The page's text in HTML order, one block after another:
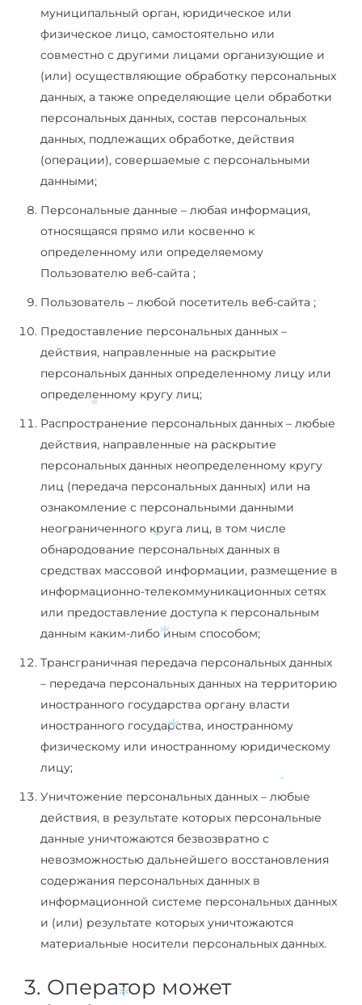
муниципальный орган, юридическое или
физическое лицо, самостоятельно или
совместно с другими лицами организующие и
(или) осуществляющие обработку персональных
данных, а также определяющие цели обработки
персональных данных, состав персональных
данных, подлежащих обработке, действия
(операции), совершаемые с персональными
данными;
Персональные данные – любая информация,
относящаяся прямо или косвенно к
определенному или определяемому
Пользователю веб-сайта ;
Пользователь – любой посетитель веб-сайта ;
Предоставление персональных данных –
действия, направленные на раскрытие
персональных данных определенному лицу или
определенному кругу лиц;
Распространение персональных данных – любые
действия, направленные на раскрытие
персональных данных неопределенному кругу
лиц (передача персональных данных) или на
ознакомление с персональными данными
неограниченного круга лиц, в том числе
обнародование персональных данных в
средствах массовой информации, размещение в
информационно-телекоммуникационных сетях
или предоставление доступа к персональным
данным каким-либо иным способом;
Трансграничная передача персональных данных
– передача персональных данных на территорию
иностранного государства органу власти
иностранного государства, иностранному
физическому или иностранному юридическому
лицу;
Уничтожение персональных данных – любые
действия, в результате которых персональные
данные уничтожаются безвозвратно с
невозможностью дальнейшего восстановления
содержания персональных данных в
информационной системе персональных данных
и (или) результате которых уничтожаются
материальные носители персональных данных.
3. Оператор может
*
*
*
*